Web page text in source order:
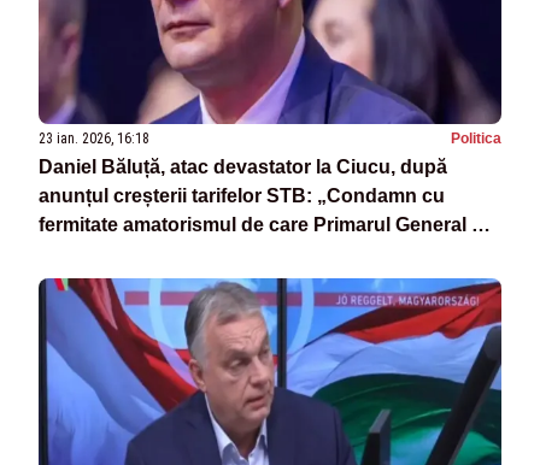
23 ian. 2026, 16:18 Politica
Daniel Băluță, atac devastator la Ciucu, după
anunțul creșterii tarifelor STB: „Condamn cu
fermitate amatorismul de care Primarul General dă